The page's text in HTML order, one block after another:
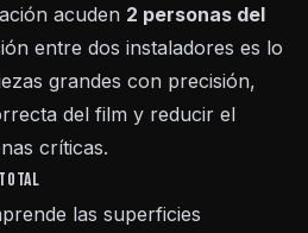
acuden 2 personas del
entre dos instaladores es lo
grandes con precisión,
del film y reducir el
críticas.
las superficies